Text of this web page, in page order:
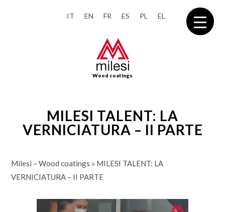
IT EN FR ES PL EL
Wood coatings
MILESI TALENT: LA
VERNICIATURA – II PARTE
Milesi – Wood coatings » MILESI TALENT: LA
VERNICIATURA – II PARTE